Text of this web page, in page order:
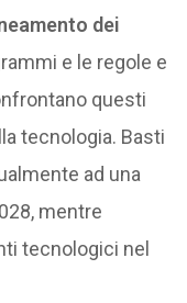
dei
e le regole e
questi
tecnologia. Basti
ad una
mentre
tecnologici nel